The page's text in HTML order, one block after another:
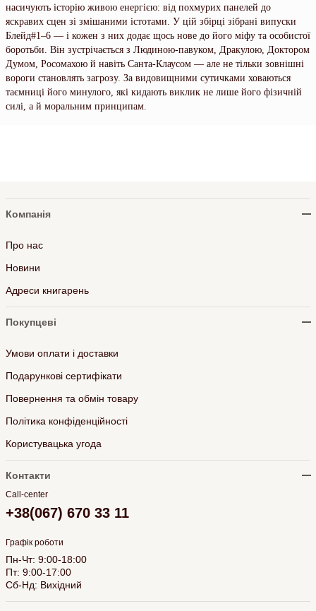
насичують історію живою енергією: від похмурих панелей до
яскравих сцен зі змішаними істотами. У цій збірці зібрані випуски
Блейд#1–6 — і кожен з них додає щось нове до його міфу та особистої
боротьби. Він зустрічається з Людиною‑павуком, Дракулою, Доктором
Думом, Росомахою й навіть Санта‑Клаусом — але не тільки зовнішні
вороги становлять загрозу. За видовищними сутичками ховаються
таємниці його минулого, які кидають виклик не лише його фізичній
силі, а й моральним принципам.
Компанія
Про нас
Новини
Адреси книгарень
Покупцеві
Умови оплати і доставки
Подарункові сертифікати
Повернення та обмін товару
Політика конфіденційності
Користувацька угода
Контакти
Call-center
+38(067) 670 33 11
Графік роботи
Пн-Чт: 9:00-18:00
Пт: 9:00-17:00
Сб-Нд: Вихідний